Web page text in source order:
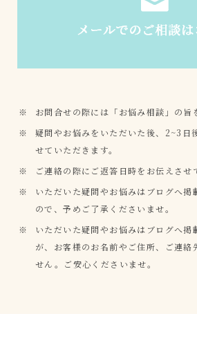
お問合せの際には「お悩み相談」の旨
疑問やお悩みをいただいた後、2~3日
せていただきます。
ご連絡の際にご返答日時をお伝えさせ
いただいた疑問やお悩みはブログへ掲
ので、予めご了承くださいませ。
いただいた疑問やお悩みはブログへ掲
が、お客様のお名前やご住所、ご連絡
せん。ご安心くださいませ。